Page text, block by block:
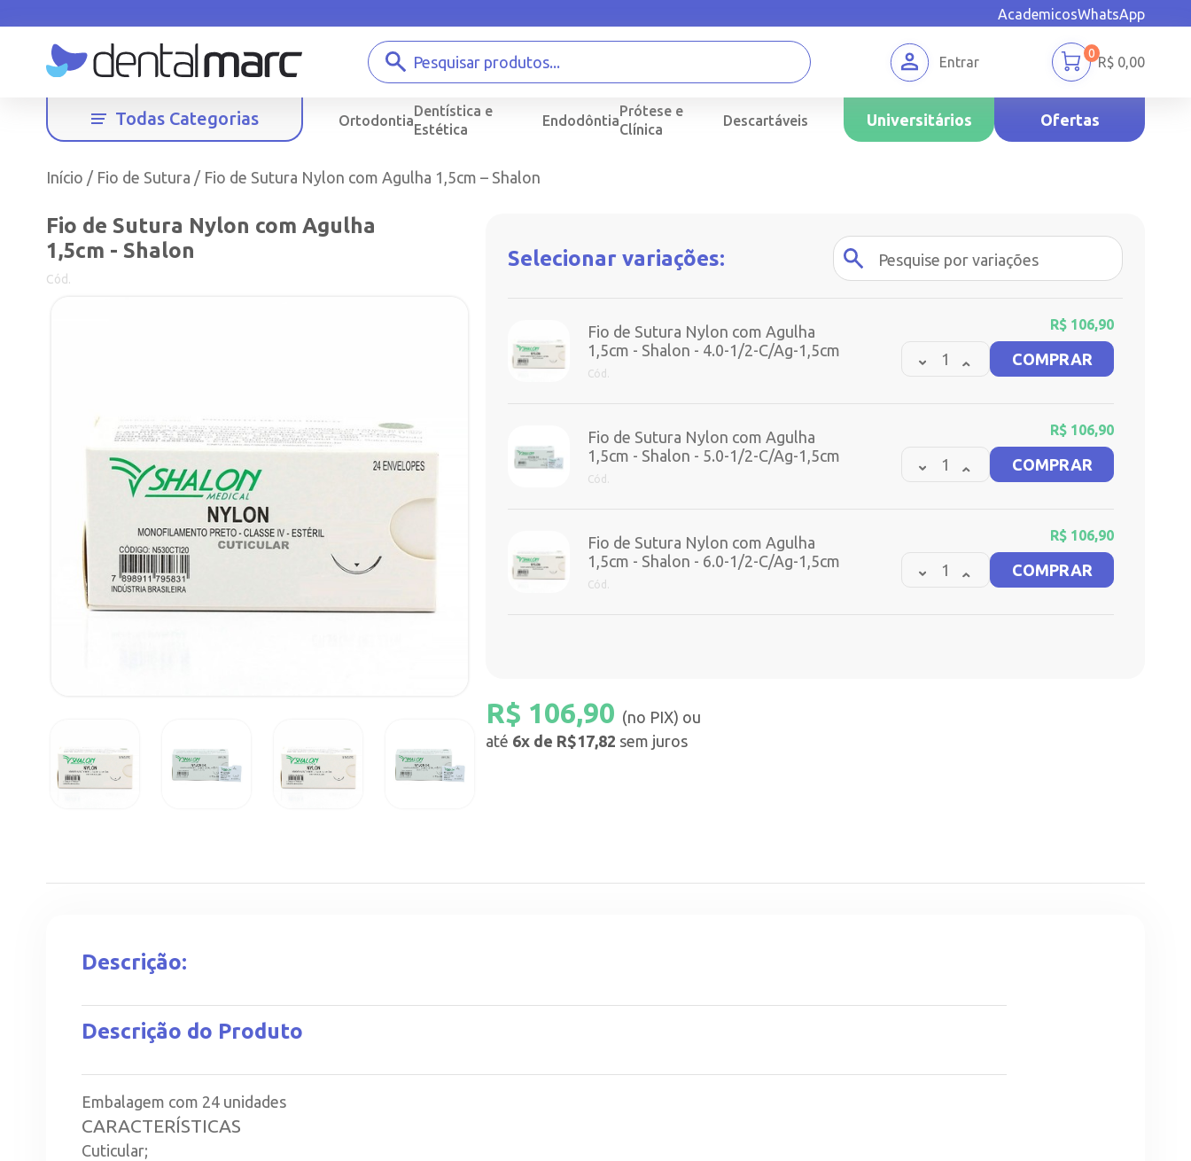
AcademicosWhatsApp
Entrar R$0,00
0
Todas Categorias Ortodontia
Dentística e
Estética
Endodôntia
Prótese e
Clínica
Descartáveis Universitários Ofertas
Início / Fio de Sutura / Fio de Sutura Nylon com Agulha 1,5cm – Shalon
Fio de Sutura Nylon com Agulha
1,5cm - Shalon
Cód.
Selecionar variações:
Fio de Sutura Nylon com Agulha
1,5cm - Shalon - 4.0-1/2-C/Ag-1,5cm
Cód.
R$ 106,90
COMPRAR
Fio de Sutura Nylon com Agulha
1,5cm - Shalon - 5.0-1/2-C/Ag-1,5cm
Cód.
R$ 106,90
COMPRAR
Fio de Sutura Nylon com Agulha
1,5cm - Shalon - 6.0-1/2-C/Ag-1,5cm
Cód.
R$ 106,90
COMPRAR
R$ 106,90 (no PIX) ou
até 6x de R$17,82 sem juros
Descrição:
Descrição do Produto
Embalagem com 24 unidades
CARACTERÍSTICAS
Cuticular;